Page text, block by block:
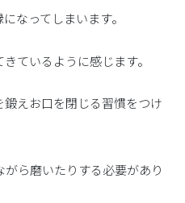
なってしまいます。
ているように感じます。
えお口を閉じる習慣をつけ
ら磨いたりする必要があり